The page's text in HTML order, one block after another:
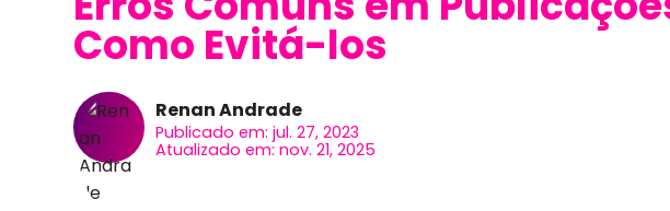
Como Evitá-los
Renan Andrade
Publicado em: jul. 27, 2023
Atualizado em: nov. 21, 2025